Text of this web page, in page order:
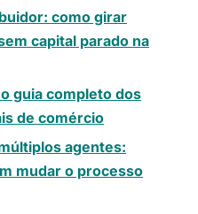
como girar
capital parado na
guia completo dos
de comércio
agentes:
mudar o processo